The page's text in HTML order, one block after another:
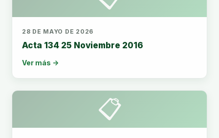
28 DE MAYO DE 2026
Acta 134 25 Noviembre 2016
Ver más →
📋